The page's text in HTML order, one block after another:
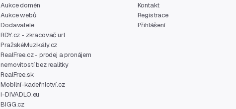
Aukce domén
Aukce webů
Dodavatelé
RDY.cz - zkracovač url
PražskéMuzikály.cz
RealFree.cz - prodej a pronájem
nemovitostí bez realitky
RealFree.sk
Mobilní-kadeřnictví.cz
i-DIVADLO.eu
BIGG.cz
Kontakt
Registrace
Přihlášení